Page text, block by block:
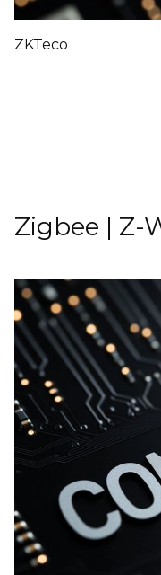
ZKTeco
Zigbee | Z-